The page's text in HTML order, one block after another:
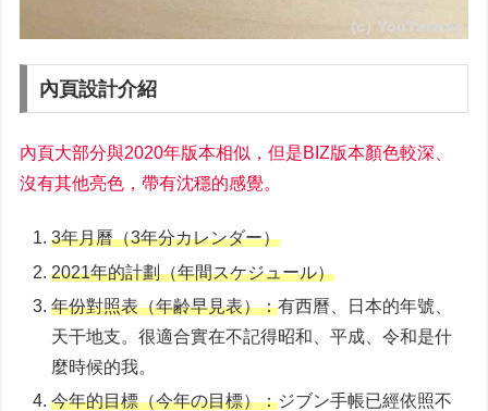
內頁設計介紹
內頁大部分與2020年版本相似，但是BIZ版本顏色較深、
沒有其他亮色，帶有沈穩的感覺。
3年月曆（3年分カレンダー）
2021年的計劃（年間スケジュール）
年份對照表（年齢早⾒表）：有西曆、日本的年號、
天干地支。很適合實在不記得昭和、平成、令和是什
麼時候的我。
今年的目標（今年の目標）：ジブン⼿帳已經依照不